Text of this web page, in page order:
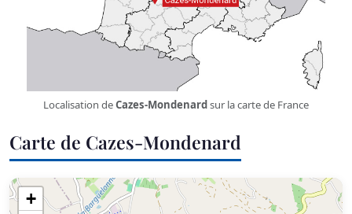
Localisation deCazes-Mondenardsur la carte de France
Carte de Cazes-Mondenard
+